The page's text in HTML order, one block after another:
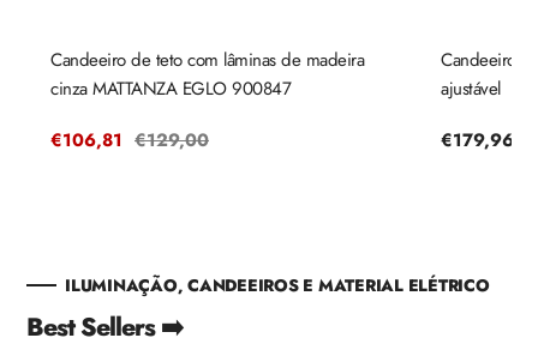
Candeeiro de teto com lâminas de madeira
cinza MATTANZA EGLO 900847
Preço
€106,81 Preço
€129,00
Candeeiro
ajustável
Preço
€179,96
ILUMINAÇÃO, CANDEEIROS E MATERIAL ELÉTRICO
Best Sellers ➡️